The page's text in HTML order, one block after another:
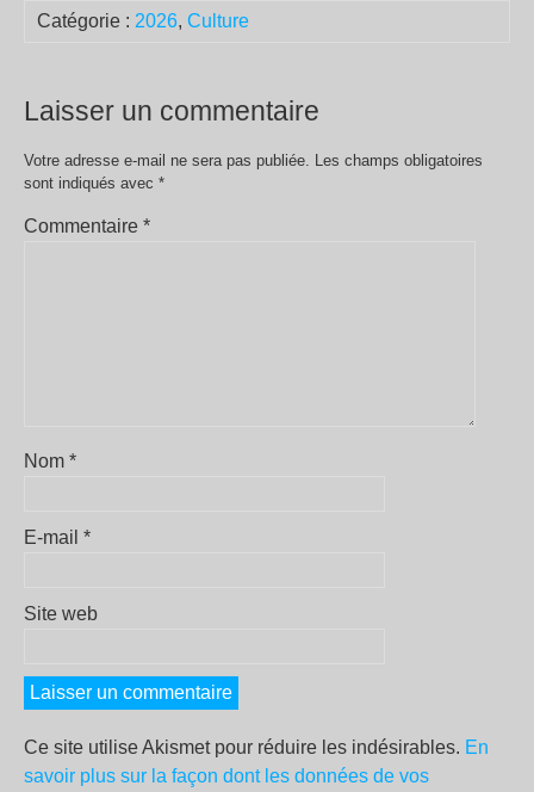
Catégorie : 2026, Culture
Laisser un commentaire
Votre adresse e-mail ne sera pas publiée.
Les champs obligatoires
sont indiqués avec *
Commentaire *
Nom *
E-mail *
Site web
Ce site utilise Akismet pour réduire les indésirables. En
savoir plus sur la façon dont les données de vos